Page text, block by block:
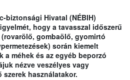
biztonsági Hivatal (NÉBIH)
hogy a tavasszal időszerű
gombaölő, gyomirtó
során kiemelt
méhek és az egyéb beporzó
nézve veszélyes vagy
használatakor.